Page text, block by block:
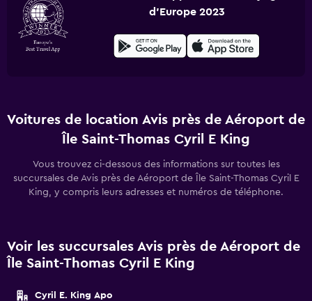
d'Europe 2023
Voitures de location Avis près de Aéroport de
Île Saint-Thomas Cyril E King
Vous trouvez ci-dessous des informations sur toutes les
succursales de Avis près de Aéroport de Île Saint-Thomas Cyril E
King, y compris leurs adresses et numéros de téléphone.
Voir les succursales Avis près de Aéroport de
Île Saint-Thomas Cyril E King
Cyril E. King Apo